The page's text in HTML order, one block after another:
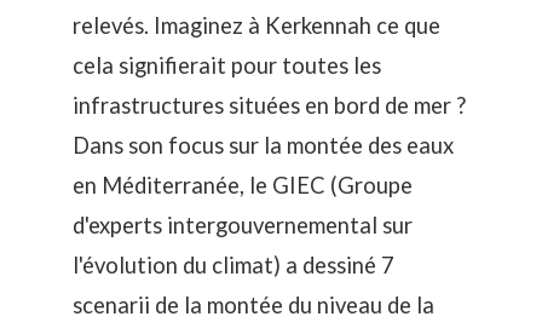
relevés. Imaginez à Kerkennah ce que
cela signifierait pour toutes les
infrastructures situées en bord de mer ?
Dans son focus sur la montée des eaux
en Méditerranée, le GIEC (Groupe
d'experts intergouvernemental sur
l'évolution du climat) a dessiné 7
scenarii de la montée du niveau de la